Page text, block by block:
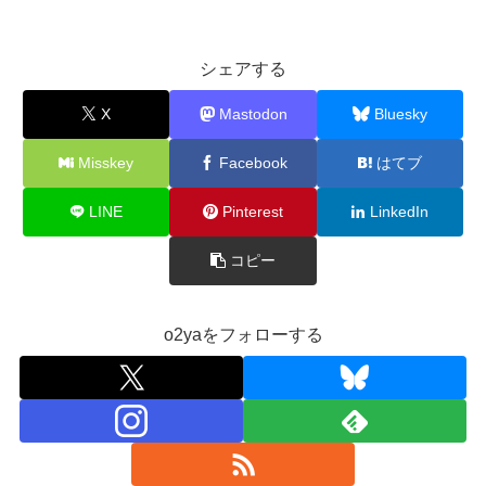
シェアする
X Mastodon Bluesky
Misskey Facebook はてブ
LINE Pinterest LinkedIn
コピー
o2yaをフォローする